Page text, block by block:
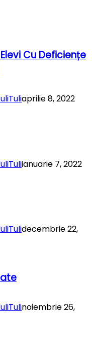
Cu Deficiențe
aprilie 8, 2022
ianuarie 7, 2022
decembrie 22,
noiembrie 26,